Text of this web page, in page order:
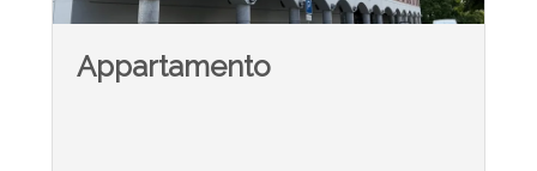
Appartamento